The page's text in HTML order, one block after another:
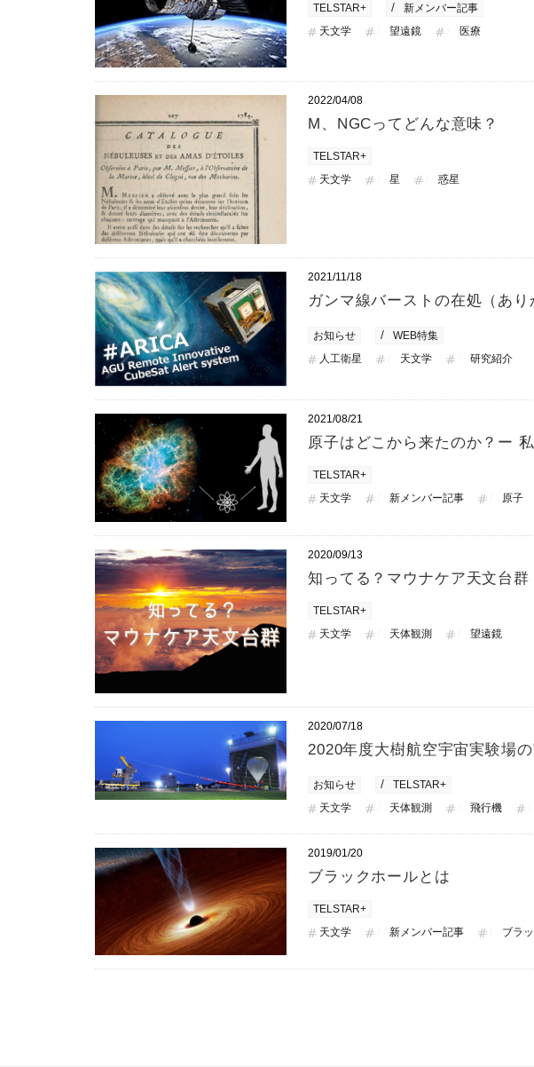
TELSTAR+
新メンバー記事
天文学
望遠鏡 医療
2022/04/08
M、NGCってどんな意味？
TELSTAR+
天文学
星 惑星
2021/11/18
ガンマ線バーストの在処（あり
お知らせ
WEB特集
人工衛星
天文学 研究紹介
2021/08/21
原子はどこから来たのか？ー
TELSTAR+
天文学
新メンバー記事 原子
2020/09/13
知ってる？マウナケア天文台群
TELSTAR+
天文学
天体観測 望遠鏡
2020/07/18
2020年度大樹航空宇宙実験場
お知らせ
TELSTAR+
天文学
天体観測 飛行機
2019/01/20
ブラックホールとは
TELSTAR+
天文学
新メンバー記事 ブラ